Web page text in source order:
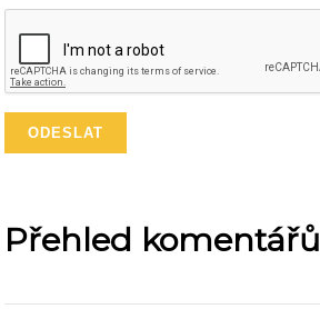
Přehled komentářů